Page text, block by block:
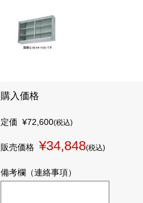
購入価格
定価 ¥72,600(税込)
販売価格 ¥34,848(税込)
備考欄（連絡事項）